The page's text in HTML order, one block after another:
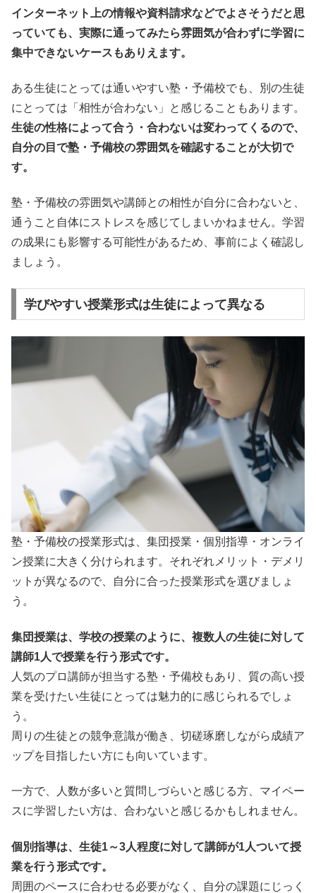
インターネット上の情報や資料請求などでよさそうだと思
っていても、実際に通ってみたら雰囲気が合わずに学習に
集中できないケースもありえます。
ある生徒にとっては通いやすい塾・予備校でも、別の生徒
にとっては「相性が合わない」と感じることもあります。
生徒の性格によって合う・合わないは変わってくるので、
自分の目で塾・予備校の雰囲気を確認することが大切で
す。
塾・予備校の雰囲気や講師との相性が自分に合わないと、
通うこと自体にストレスを感じてしまいかねません。学習
の成果にも影響する可能性があるため、事前によく確認し
ましょう。
学びやすい授業形式は生徒によって異なる
塾・予備校の授業形式は、集団授業・個別指導・オンライ
ン授業に大きく分けられます。それぞれメリット・デメリ
ットが異なるので、自分に合った授業形式を選びましょ
う。
集団授業は、学校の授業のように、複数人の生徒に対して
講師1人で授業を行う形式です。
人気のプロ講師が担当する塾・予備校もあり、質の高い授
業を受けたい生徒にとっては魅力的に感じられるでしょ
う。
周りの生徒との競争意識が働き、切磋琢磨しながら成績ア
ップを目指したい方にも向いています。
一方で、人数が多いと質問しづらいと感じる方、マイペー
スに学習したい方は、合わないと感じるかもしれません。
個別指導は、生徒1～3人程度に対して講師が1人ついて授
業を行う形式です。
周囲のペースに合わせる必要がなく、自分の課題にじっく